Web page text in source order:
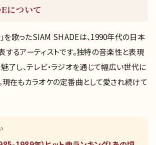
について
を歌ったSIAM SHADEは、1990年代の日本
するアーティストです。独特の音楽性と表現
了し、テレビ・ラジオを通じて幅広い世代に
現在もカラオケの定番曲として愛され続けて